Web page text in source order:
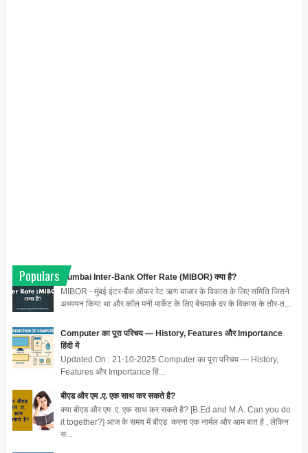
Populars
Mumbai Inter-Bank Offer Rate (MIBOR) क्या है?
MIBOR - मुंबई इंटर-बैंक ऑफर रेट ऋण बाजार के विकास के लिए समिति जिसने
अध्ययन किया था और कॉल मनी मार्केट के लिए बेंचमार्क दर के विकास के तौर-त...
Computer का पूरा परिचय — History, Features और Importance
हिंदी में
Updated On : 21-10-2025 Computer का पूरा परिचय — History,
Features और Importance हिं...
बीएड और एम .ए. एक साथ कर सकते है?
क्या बीएड और एम .ए. एक साथ कर सकते है? [B.Ed and M.A. Can you do
it together?] आज के समय में बीएड करना एक नार्मल और आम बात है , लेकिन
स...